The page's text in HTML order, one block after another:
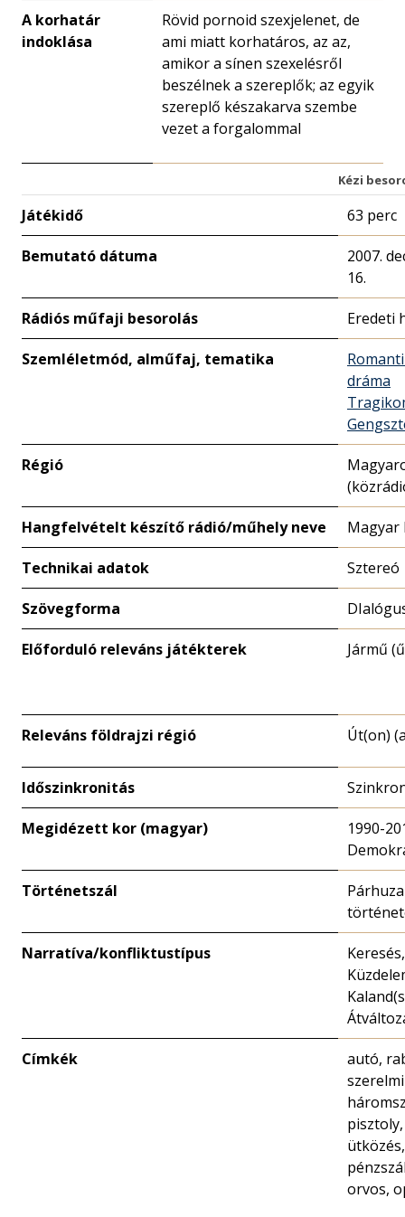
A korhatár
indoklása
Rövid pornoid szexjelenet, de
ami miatt korhatáros, az az,
amikor a sínen szexelésről
beszélnek a szereplők; az egyik
szereplő készakarva szembe
vezet a forgalommal
Kézi
Játékidő 63 perc
Bemutató dátuma
2007.
16.
Rádiós műfaji besorolás Eredeti
Szemléletmód, alműfaj, tematika
dráma
Régió
Hangfelvételt készítő rádió/műhely neve Magyar
Technikai adatok Sztereó
Szövegforma
Előforduló releváns játékterek Jármű
Releváns földrajzi régió Út(on)
Időszinkronitás
Megidézett kor (magyar)
1990-
Történetszál
Narratíva/konfliktustípus
Keresés,
Címkék
autó,
szerelmi
ütközés,
orvos,